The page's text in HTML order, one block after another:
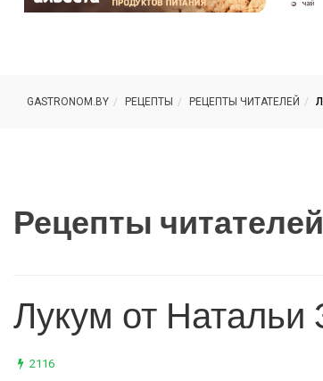
GASTRONOM.BY РЕЦЕПТЫ РЕЦЕПТЫ ЧИТАТЕЛЕЙ
Рецепты читателей
Лукум от Натальи
2116